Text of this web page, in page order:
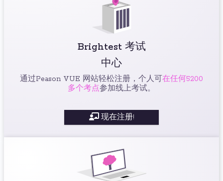
Brightest 考试
中心
通过Peason VUE 网站轻松注册，个人可 在任何5200
多个考点参加线上考试。
现在注册!